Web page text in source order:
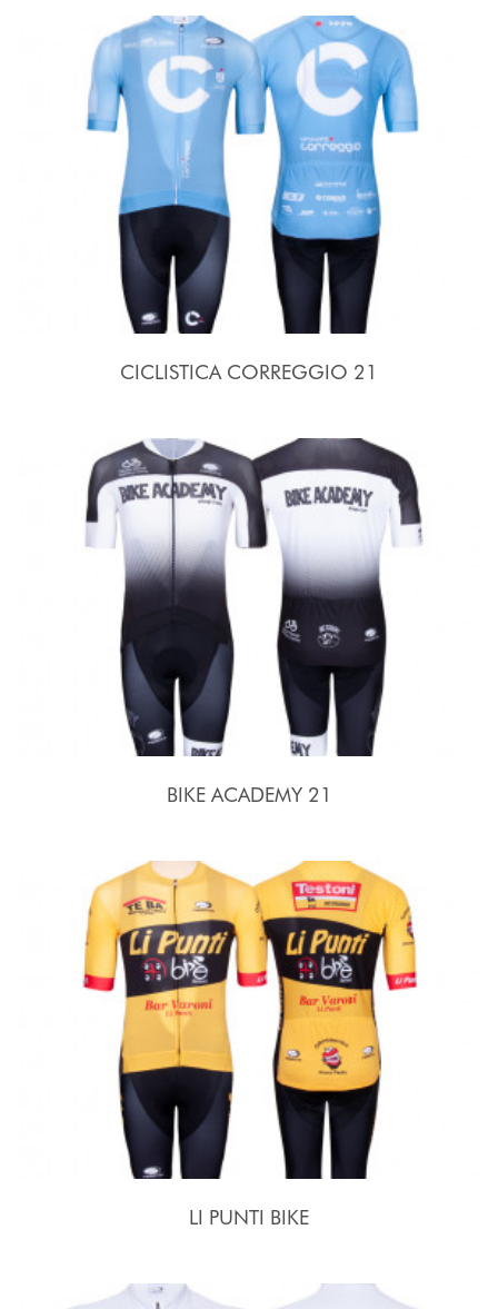
CICLISTICA CORREGGIO 21
BIKE ACADEMY 21
LI PUNTI BIKE